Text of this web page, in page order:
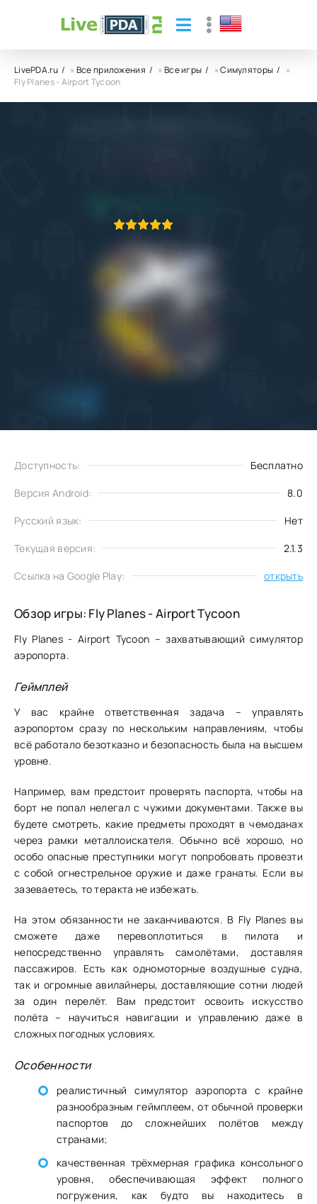
LivePDA.ru »Все приложения »Все игры »Симуляторы
»
Fly Planes - Airport Tycoon
Доступность: Бесплатно
Версия Android: 8.0
Русский язык: Нет
Текущая версия: 2.1.3
Ссылка на Google Play: открыть
Обзор игры: Fly Planes - Airport Tycoon
Fly Planes - Airport Tycoon – захватывающий симулятор
аэропорта.
Геймплей
У вас крайне ответственная задача – управлять
аэропортом сразу по нескольким направлениям, чтобы
всё работало безотказно и безопасность была на высшем
уровне.
Например, вам предстоит проверять паспорта, чтобы на
борт не попал нелегал с чужими документами. Также вы
будете смотреть, какие предметы проходят в чемоданах
через рамки металлоискателя. Обычно всё хорошо, но
особо опасные преступники могут попробовать провезти
с собой огнестрельное оружие и даже гранаты. Если вы
зазеваетесь, то теракта не избежать.
На этом обязанности не заканчиваются. В Fly Planes вы
сможете даже перевоплотиться в пилота и
непосредственно управлять самолётами, доставляя
пассажиров. Есть как одномоторные воздушные судна,
так и огромные авилайнеры, доставляющие сотни людей
за один перелёт. Вам предстоит освоить искусство
полёта – научиться навигации и управлению даже в
сложных погодных условиях.
Особенности
реалистичный симулятор аэропорта с крайне
разнообразным геймплеем, от обычной проверки
паспортов до сложнейших полётов между
странами;
качественная трёхмерная графика консольного
уровня, обеспечивающая эффект полного
погружения, как будто вы находитесь в